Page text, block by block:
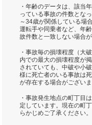
・年齢のデータは、該当
っている事故の件数とな
～34歳が関係している場
運転手や同乗者など、年
故件数と一致しない場合
・事故毎の損壊程度（大
内での最大の損壊程度が
されていても、中破や小
様に死亡者のいる事故は
が存在する場合がござい
・事故発生地点の町丁目
定しています。現在の町
らかじめご了承ください。